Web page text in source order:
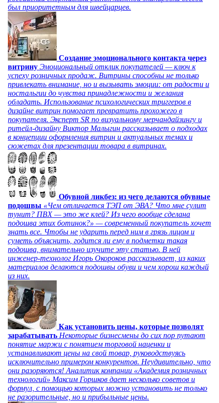
был приоритетным для швейцарцев.
Создание эмоционального контакта через
витрину Эмоциональный отклик покупателей — ключ к
успеху розничных продаж. Витрины способны не только
привлекать внимание, но и вызывать эмоции: от радости и
ностальгии до чувства принадлежности и желания
обладать. Использование психологических триггеров в
дизайне витрин помогает превратить прохожего в
покупателя. Эксперт SR по визуальному мерчандайзингу и
ритейл-дизайну Виктор Малыгин рассказывает о подходах
в концепции оформления витрин и актуальных темах и
сюжетах для презентации товара в витринах.
Обувной ликбез: из чего делаются обувные
подошвы «Чем отличается ТЭП от ЭВА? Что мне сулит
тунит? ПВХ — это же клей? Из чего вообще сделана
подошва этих ботинок?» — современный покупатель хочет
знать все. Чтобы не ударить перед ним в грязь лицом и
суметь объяснить, годится ли ему в подметки такая
подошва, внимательно изучите эту статью. В ней
инженер-технолог Игорь Окороков рассказывает, из каких
материалов делаются подошвы обуви и чем хорош каждый
из них.
Как установить цены, которые позволят
зарабатывать Некоторые бизнесмены до сих пор путают
понятие маржи с понятием торговой наценки и
устанавливают цены на свой товар, руководствуясь
исключительно примером конкурентов. Неудивительно, что
они разоряются! Аналитик компании «Академия розничных
технологий» Максим Горшков дает несколько советов и
формул, с помощью которых можно установить не только
не разорительные, но и прибыльные цены.